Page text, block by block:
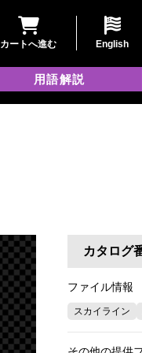
カートへ進む English
用語解説
カタログ
ファイル情報
スカイライン